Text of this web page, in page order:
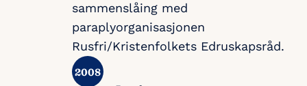
sammenslåing med
paraplyorganisasjonen
Rusfri/Kristenfolkets Edruskapsråd.